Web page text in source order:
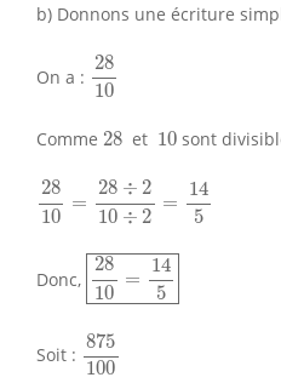
b) Donnons une écriture
On a :
28
10
28
Comme 28
28 et 10
10 sont
28
10
=
28 ÷ 2
10 ÷ 2
=
14
5
28 28 ÷ 210 2=14
Donc,
28
10
=
14
5
2810=145
Soit :
875
100
875